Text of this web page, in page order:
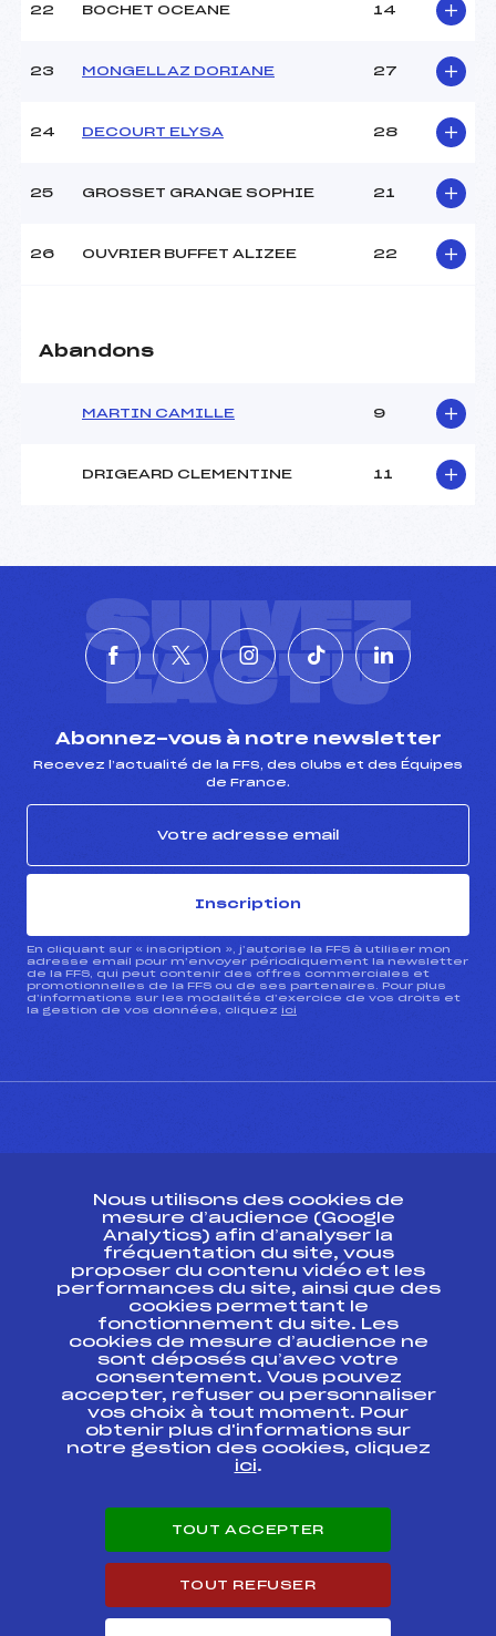
22 BOCHET OCEANE 14
23 MONGELLAZ DORIANE 27
24 DECOURT ELYSA 28
25 GROSSET GRANGE SOPHIE 21
26 OUVRIER BUFFET ALIZEE 22
Abandons
MARTIN CAMILLE 9
DRIGEARD CLEMENTINE 11
SUIVEZ
L'ACTU
Abonnez-vous à notre newsletter
Recevez l’actualité de la FFS, des clubs et des Équipes
de France.
Inscription
En cliquant sur « inscription », j’autorise la FFS à utiliser mon
adresse email pour m’envoyer périodiquement la newsletter
de la FFS, qui peut contenir des offres commerciales et
promotionnelles de la FFS ou de ses partenaires. Pour plus
d’informations sur les modalités d’exercice de vos droits et
la gestion de vos données, cliquez ici
Ressources
Pass’Neige
Projet sportif fédéral
Projet de performance fédéral
Antidopage
Pôle Développement, Formation, Suivi
Scientifique
Listes ministérielles
Pôle vie de l’athlète
Enseignement professionnel
Carrières
Nous utilisons des cookies de
mesure d’audience (Google
Analytics) afin d’analyser la
fréquentation du site, vous
proposer du contenu vidéo et les
performances du site, ainsi que des
cookies permettant le
fonctionnement du site. Les
cookies de mesure d’audience ne
sont déposés qu’avec votre
consentement. Vous pouvez
accepter, refuser ou personnaliser
vos choix à tout moment. Pour
obtenir plus d'informations sur
notre gestion des cookies, cliquez
ici.
TOUT ACCEPTER
TOUT REFUSER